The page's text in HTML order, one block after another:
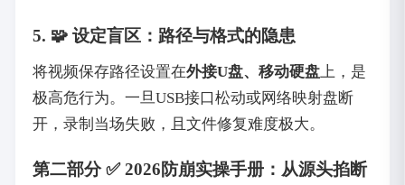
5. 🧩 设定盲区：路径与格式的隐患
将视频保存路径设置在外接U盘、移动硬盘上，是
极高危行为。一旦USB接口松动或网络映射盘断
开，录制当场失败，且文件修复难度极大。
第二部分 ✅ 2026防崩实操手册：从源头掐断